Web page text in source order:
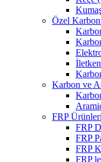
Özel
Karbon ve
FRP Ürünleri
FRP
FRP
FRP
FRP